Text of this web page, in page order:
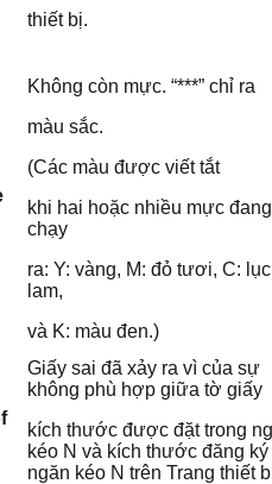
thiết bị.
Không còn mực. “***” chỉ ra
màu sắc.
(Các màu được viết tắt
khi hai hoặc nhiều mực đang
chạy
ra: Y: vàng, M: đỏ tươi, C: lục
lam,
và K: màu đen.)
Giấy sai đã xảy ra vì của sự
không phù hợp giữa tờ giấy
kích thước được đặt trong
kéo N và kích thước đăng ký
ngăn kéo N trên Trang thiết